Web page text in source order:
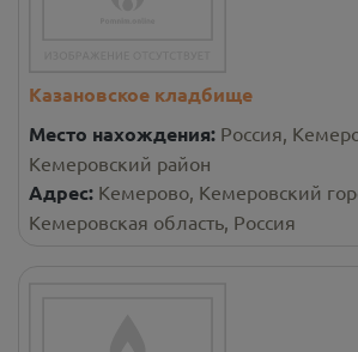
Казановское кладбище
Место нахождения: Россия,
Кемеровский район
Адрес: Кемерово, Кемеровский
Кемеровская область, Россия